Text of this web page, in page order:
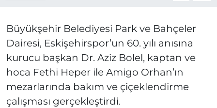
Büyükşehir Belediyesi Park ve Bahçeler
Dairesi, Eskişehirspor’un 60. yılı anısına
kurucu başkan Dr. Aziz Bolel, kaptan ve
hoca Fethi Heper ile Amigo Orhan’ın
mezarlarında bakım ve çiçeklendirme
çalışması gerçekleştirdi.